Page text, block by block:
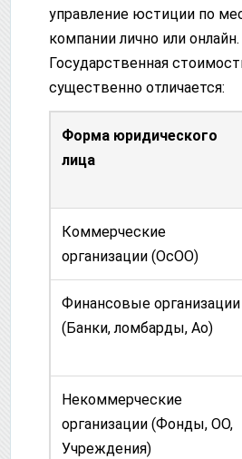
управление юстиции по
компании лично или онлайн.
Государственная
существенно отличается:
Форма юридического
лица
Коммерческие
организации (ОсОО)
Финансовые организации
(Банки, ломбарды, Ао)
Некоммерческие
организации (Фонды, ОО,
Учреждения)